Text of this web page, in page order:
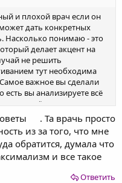
и плохой врач если он
дать конкретных
Насколько понимаю - это
делает акцент на
не решить
тут необходима
важное вы сделали
вы анализируете всё
вас живёт сильная
. Та врачь просто
из за того, что мне
обратится, думала что
и все такое
Ответить